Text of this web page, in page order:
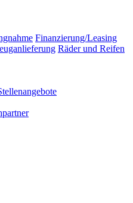
Finanzierung/Leasing
Räder und Reifen